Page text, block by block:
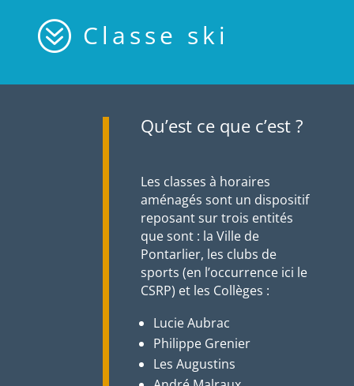
? Classe ski
Qu’est ce que c’est ?
Les classes à horaires
aménagés sont un dispositif
reposant sur trois entités
que sont : la Ville de
Pontarlier, les clubs de
sports (en l’occurrence ici le
CSRP) et les Collèges :
Lucie Aubrac
Philippe Grenier
Les Augustins